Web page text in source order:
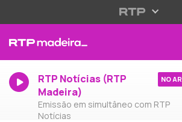
RTP Notícias (RTP
Madeira)
Emissão em simultâneo com RTP
Notícias
NO AR